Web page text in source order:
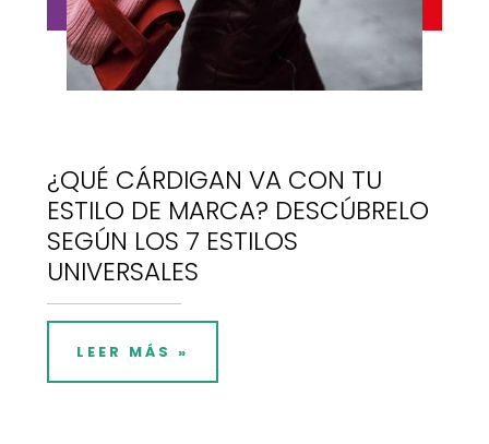
¿QUÉ CÁRDIGAN VA CON TU
ESTILO DE MARCA? DESCÚBRELO
SEGÚN LOS 7 ESTILOS
UNIVERSALES
LEER MÁS »